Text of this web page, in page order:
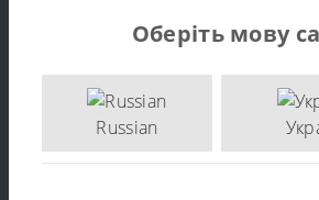
5 933 грн.
ДО КОШИКА
Оберіть мову
Russian